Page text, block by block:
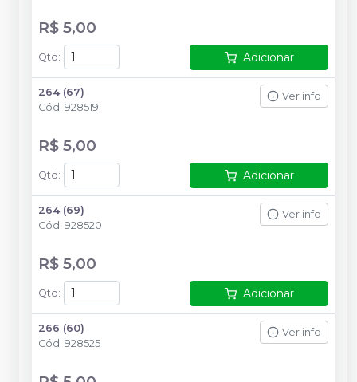
R$ 5,00
Qtd : Adicionar
264 (67)
Cód. 928519
Ver info
R$ 5,00
Qtd : Adicionar
264 (69)
Cód. 928520
Ver info
R$ 5,00
Qtd : Adicionar
266 (60)
Cód. 928525
Ver info